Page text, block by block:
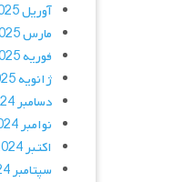
آوریل 2025
مارس 2025
فوریه 2025
ژانویه 2025
دسامبر 2024
نوامبر 2024
اکتبر 2024
سپتامبر 2024